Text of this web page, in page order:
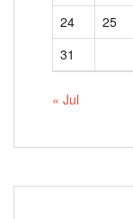
24
25
31
« Jul